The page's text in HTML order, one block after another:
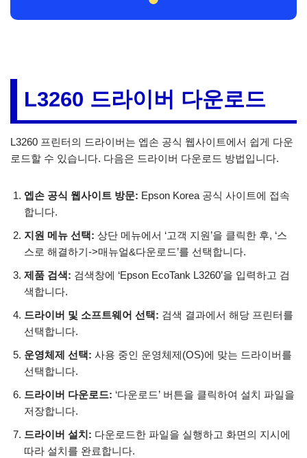
L3260 드라이버 다운로드
L3260 프린터의 드라이버는 엡손 공식 웹사이트에서 쉽게 다운
로드할 수 있습니다. 다음은 드라이버 다운로드 방법입니다.
엡손 공식 웹사이트 방문: Epson Korea 공식 사이트에 접속
합니다.
지원 메뉴 선택: 상단 메뉴에서 ‘고객 지원’을 클릭한 후, ‘스
스로 해결하기->매뉴얼&다운로드’를 선택합니다.
제품 검색: 검색창에 ‘Epson EcoTank L3260’을 입력하고 검
색합니다.
드라이버 및 소프트웨어 선택: 검색 결과에서 해당 프린터를
선택합니다.
운영체제 선택: 사용 중인 운영체제(OS)에 맞는 드라이버를
선택합니다.
드라이버 다운로드: ‘다운로드’ 버튼을 클릭하여 설치 파일을
저장합니다.
드라이버 설치: 다운로드한 파일을 실행하고 화면의 지시에
따라 설치를 완료합니다.